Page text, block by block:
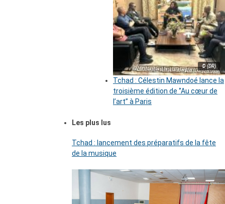
© (DR)
Tchad : Célestin Mawndoé lance la
troisième édition de ‘’Au cœur de
l’art’’ à Paris
Les plus lus
Tchad : lancement des préparatifs de la fête
de la musique